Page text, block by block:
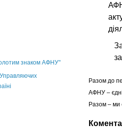
знаком АФНУ"
Разом до
АФНУ –
Разом – ми